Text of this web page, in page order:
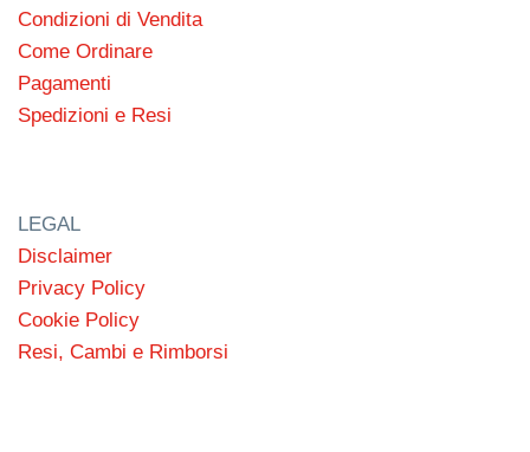
Condizioni di Vendita
Come Ordinare
Pagamenti
Spedizioni e Resi
LEGAL
Disclaimer
Privacy Policy
Cookie Policy
Resi, Cambi e Rimborsi